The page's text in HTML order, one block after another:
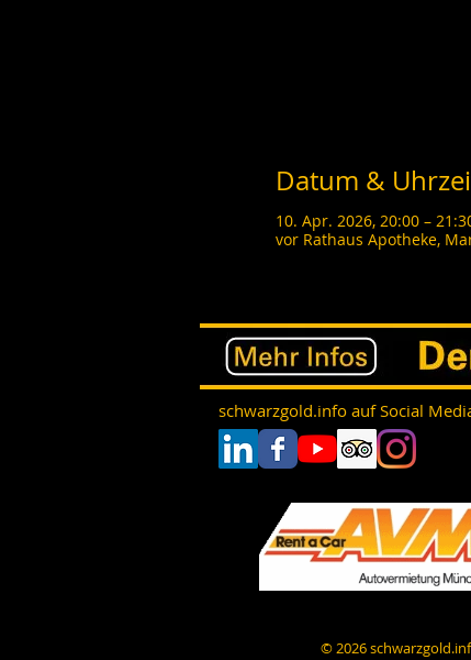
Datum &
10. Apr. 2026, 20:00 –
vor Rathaus Apotheke,
schwarzgold.info auf Social
© 2026